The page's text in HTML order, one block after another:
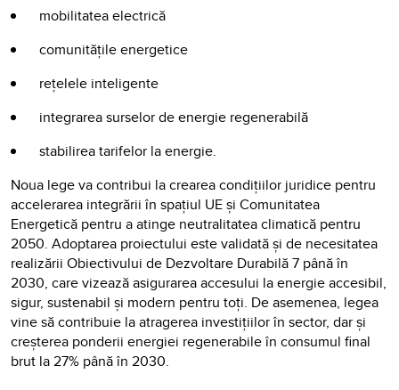
mobilitatea electrică
comunitățile energetice
rețelele inteligente
integrarea surselor de energie regenerabilă
stabilirea tarifelor la energie.
Noua lege va contribui la crearea condițiilor juridice pentru
accelerarea integrării în spațiul UE și Comunitatea
Energetică pentru a atinge neutralitatea climatică pentru
2050. Adoptarea proiectului este validată și de necesitatea
realizării Obiectivului de Dezvoltare Durabilă 7 până în
2030, care vizează asigurarea accesului la energie accesibil,
sigur, sustenabil și modern pentru toți. De asemenea, legea
vine să contribuie la atragerea investițiilor în sector, dar și
creșterea ponderii energiei regenerabile în consumul final
brut la 27% până în 2030.